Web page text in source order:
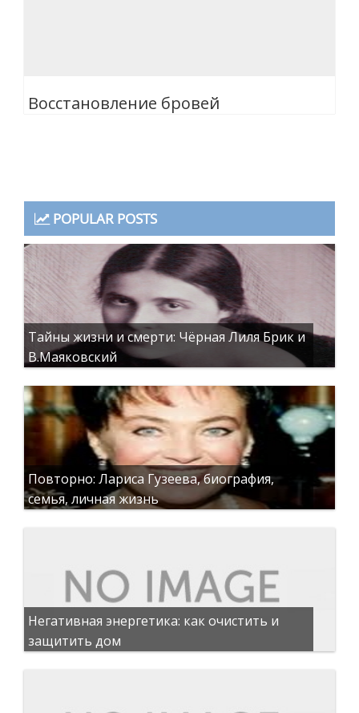
Восстановление бровей
POPULAR POSTS
Тайны жизни и смерти: Чёрная Лиля Брик и
В.Маяковский
Повторно: Лариса Гузеева, биография,
семья, личная жизнь
Негативная энергетика: как очистить и
защитить дом